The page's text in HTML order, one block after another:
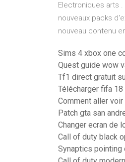
Electroniques arts
nouveaux packs
nouveau contenu
Sims 4 xbox one
Quest guide wow
Tf1 direct gratuit
Télécharger fifa
Comment aller
Patch gta san
Changer ecran de
Call of duty black
Synaptics pointing